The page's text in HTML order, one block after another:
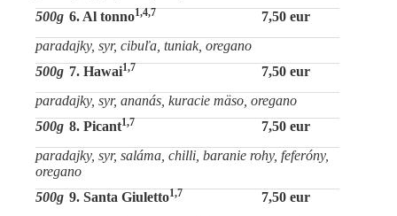
500g 6. Al tonno1,4,7
7,50 eur
paradajky, syr, cibuľa, tuniak, oregano
500g 7. Hawai1,7
7,50 eur
paradajky, syr, ananás, kuracie mäso, oregano
500g 8. Picant1,7
7,50 eur
paradajky, syr, saláma, chilli, baranie rohy, feferóny,
oregano
500g 9. Santa Giuletto1,7
7,50 eur